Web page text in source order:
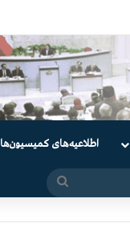
اطلاعیه‌های کمیسیون‌‌ها